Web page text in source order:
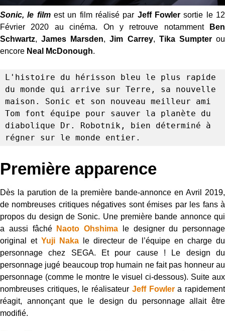
Sonic, le filmest un film réalisé par Jeff Fowler sortie le 12
Février 2020 au cinéma. On y retrouve notammentBen
Schwartz,James Marsden,Jim Carrey, Tika Sumpterou
encore Neal McDonough.
L'histoire du hérisson bleu le plus rapide
du monde qui arrive sur Terre, sa nouvelle
maison. Sonic et son nouveau meilleur ami
Tom font équipe pour sauver la planète du
diabolique Dr. Robotnik, bien déterminé à
régner sur le monde entier.
Première apparence
Dès la parution de la première bande-annonce en Avril 2019,
de nombreuses critiques négatives sont émises par les fans à
propos du design de Sonic. Une première bande annonce qui
a aussi fâché
Naoto Ohshima le designer du personnage
original et Yuji Naka le directeur de l’équipe en charge du
personnage chez SEGA. Et pour cause ! Le design du
personnage jugé beaucoup trop humain ne fait pas honneur au
personnage (comme le montre le visuel ci-dessous). Suite aux
nombreuses critiques, le réalisateur Jeff Fowlera rapidement
réagit, annonçant que le design du personnage allait être
modifié.